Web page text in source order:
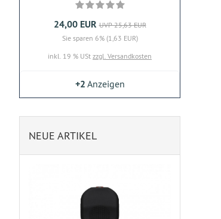
24,00 EUR UVP 25,63 EUR
Sie sparen 6% (1,63 EUR)
inkl. 19 % USt zzgl. Versandkosten
+2 Anzeigen
NEUE ARTIKEL